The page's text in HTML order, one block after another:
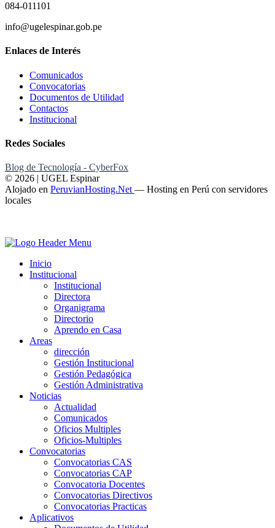
084-011101
info@ugelespinar.gob.pe
Enlaces de Interés
Comunicados
Convocatorias
Documentos de Utilidad
Contactos
Institucional
Redes Sociales
Blog de Tecnología - CyberFox
© 2026 | UGEL Espinar
Alojado en PeruvianHosting.Net — Hosting en Perú con servidores
locales
Inicio
Institucional
Institucional
Directora
Organigrama
Directorio
Aprendo en Casa
Areas
dirección
Gestión Institucional
Gestión Pedagógica
Gestión Administrativa
Noticias
Actualidad
Comunicados
Oficios Multiples
Oficios-Multiples
Convocatorias
Convocatorias CAS
Convocatorias CAP
Convocatoria Docentes
Convocatorias Directivos
Convocatorias Practicas
Aplicativos